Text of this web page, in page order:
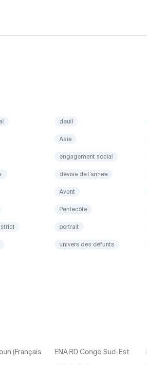
deuil
Asie
engagement social
devise de l’année
Avent
Pentecôte
portrait
univers des défunts
(Français ENA RD Congo Sud-Est